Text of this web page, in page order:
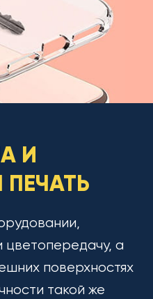
И
а
поверхностях
такой же